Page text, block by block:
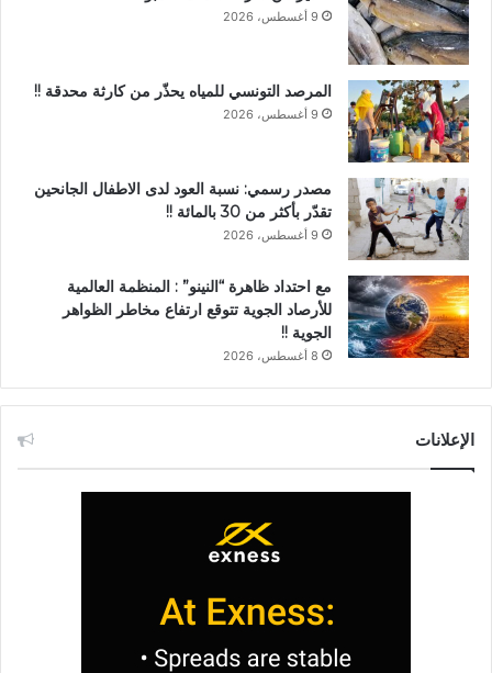
9 أغسطس، 2026
المرصد التونسي للمياه يحذّر من كارثة محدقة !!
9 أغسطس، 2026
مصدر رسمي: نسبة العود لدى الاطفال الجانحين
تقدّر بأكثر من 30 بالمائة !!
9 أغسطس، 2026
مع احتداد ظاهرة “النينو” : المنظمة العالمية
للأرصاد الجوية تتوقع ارتفاع مخاطر الظواهر
الجوية !!
8 أغسطس، 2026
الإعلانات